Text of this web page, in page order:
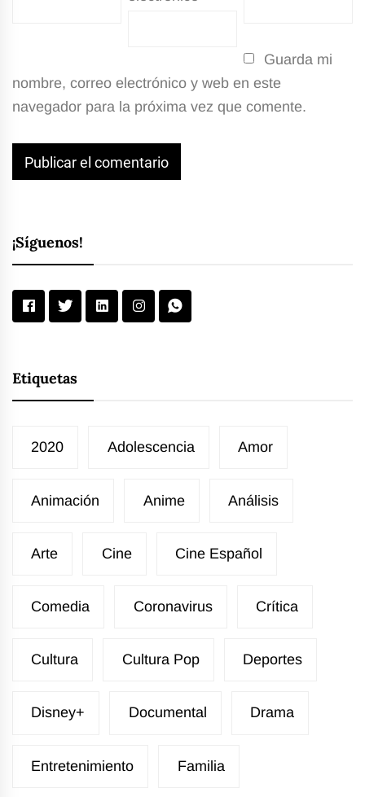
Guarda mi
nombre, correo electrónico y web en este
navegador para la próxima vez que comente.
¡Síguenos!
Etiquetas
2020 Adolescencia Amor
Animación Anime Análisis
Arte Cine Cine Español
Comedia Coronavirus Crítica
Cultura Cultura Pop Deportes
Disney+ Documental Drama
Entretenimiento Familia